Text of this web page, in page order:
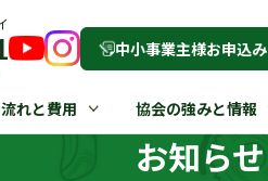
中小事業主様お申込み
れと費用 協会の強みと情報
お知らせ